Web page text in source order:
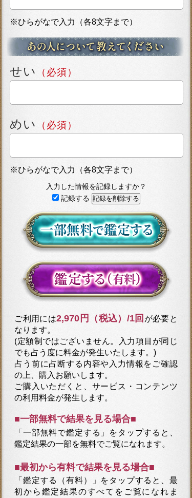
※ひらがなで入力（各8文字まで）
せい （必須）
めい （必須）
※ひらがなで入力（各8文字まで）
入力した情報を記録しますか？
記録する
ご利用には2,970円（税込）/1回 が必要と
なります。
(定額制ではございません。入力項目が同じ
でも占う度に料金が発生いたします。)
占う前に占断する内容や入力情報をご確認
の上、購入お願いします。
ご購入いただくと、サービス・コンテンツ
の利用料金が発生します。
■一部無料で結果を見る場合■
「一部無料で鑑定する」を タップすると、
鑑定結果の一部を無料でご覧になれます。
■最初から有料で結果を見る場合■
「鑑定する（有料）」を タップすると、最
初から鑑定結果のすべてをご覧になれま